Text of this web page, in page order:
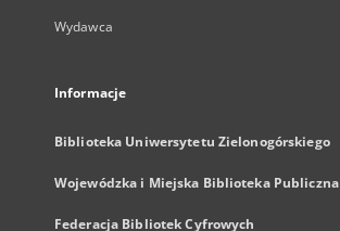
Wydawca
Informacje
Biblioteka Uniwersytetu Zielonogórskiego
Wojewódzka i Miejska Biblioteka Publiczna
Federacja Bibliotek Cyfrowych